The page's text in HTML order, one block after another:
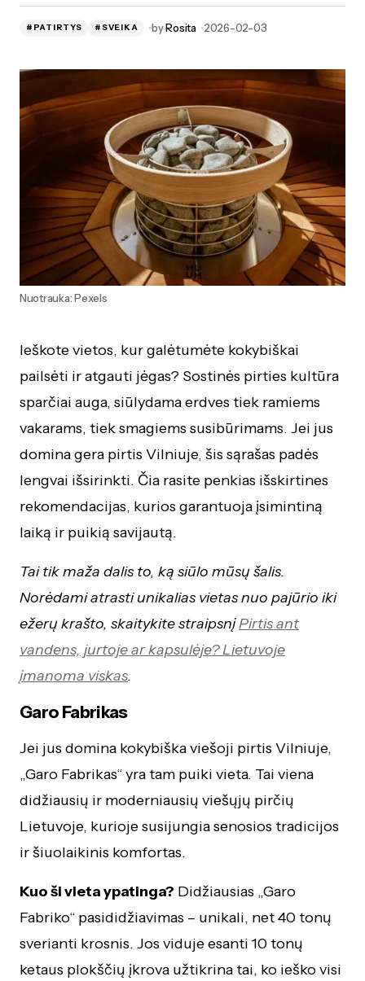
#PATIRTYS #SVEIKA byRosita 2026-02-03
Nuotrauka: Pexels
Ieškote vietos, kur galėtumėte kokybiškai
pailsėti ir atgauti jėgas? Sostinės pirties kultūra
sparčiai auga, siūlydama erdves tiek ramiems
vakarams, tiek smagiems susibūrimams. Jei jus
domina gera pirtis Vilniuje, šis sąrašas padės
lengvai išsirinkti. Čia rasite penkias išskirtines
rekomendacijas, kurios garantuoja įsimintiną
laiką ir puikią savijautą.
Tai tik maža dalis to, ką siūlo mūsų šalis.
Norėdami atrasti unikalias vietas nuo pajūrio iki
ežerų krašto, skaitykite straipsnįPirtis ant
vandens, jurtoje ar kapsulėje? Lietuvoje
įmanoma viskas.
Garo Fabrikas
Jei jus domina kokybiška viešoji pirtis Vilniuje,
„Garo Fabrikas“ yra tam puiki vieta. Tai viena
didžiausių ir moderniausių viešųjų pirčių
Lietuvoje, kurioje susijungia senosios tradicijos
ir šiuolaikinis komfortas.
Kuo ši vieta ypatinga? Didžiausias „Garo
Fabriko“ pasididžiavimas – unikali, net 40 tonų
sverianti krosnis. Jos viduje esanti 10 tonų
ketaus plokščių įkrova užtikrina tai, ko ieško visi